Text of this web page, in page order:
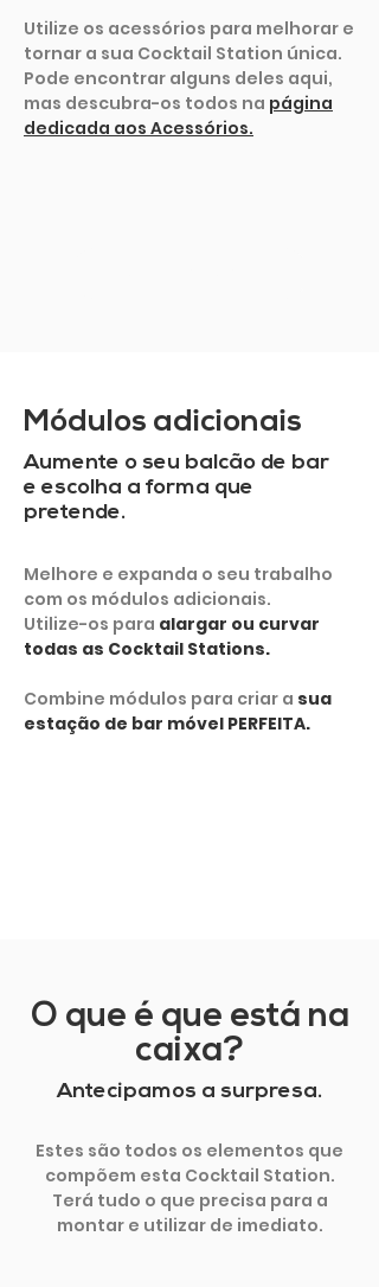
Utilize os acessórios para melhorar e
tornar a sua Cocktail Station única.
Pode encontrar alguns deles aqui,
mas descubra-os todos na página
dedicada aos Acessórios.
Módulos adicionais
Aumente o seu balcão de bar
e escolha a forma que
pretende.
Melhore e expanda o seu trabalho
com os módulos adicionais.
Utilize-os para alargar ou curvar
todas as Cocktail Stations.
Combine módulos para criar a sua
estação de bar móvel PERFEITA.
O que é que está na
caixa?
Antecipamos a surpresa.
Estes são todos os elementos que
compõem esta Cocktail Station.
Terá tudo o que precisa para a
montar e utilizar de imediato.